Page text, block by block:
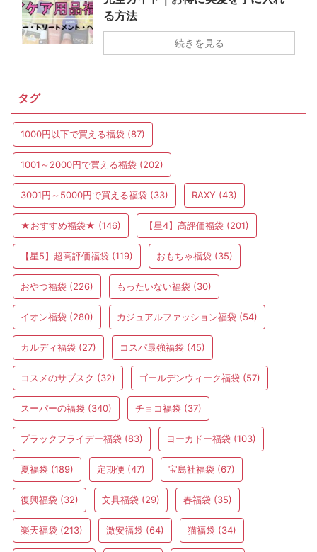
る方法
続きを見る
タグ
1000円以下で買える福袋 (87)
1001～2000円で買える福袋 (202)
3001円～5000円で買える福袋 (33) RAXY (43)
★おすすめ福袋★ (146) 【星4】高評価福袋 (201)
【星5】超高評価福袋 (119) おもちゃ福袋 (35)
おやつ福袋 (226) もったいない福袋 (30)
イオン福袋 (280) カジュアルファッション福袋 (54)
カルディ福袋 (27) コスパ最強福袋 (45)
コスメのサブスク (32) ゴールデンウィーク福袋 (57)
スーパーの福袋 (340) チョコ福袋 (37)
ブラックフライデー福袋 (83) ヨーカドー福袋 (103)
夏福袋 (189) 定期便 (47) 宝島社福袋 (67)
復興福袋 (32) 文具福袋 (29) 春福袋 (35)
楽天福袋 (213) 激安福袋 (64) 猫福袋 (34)